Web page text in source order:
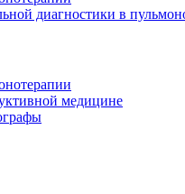
диагностики в
медицине